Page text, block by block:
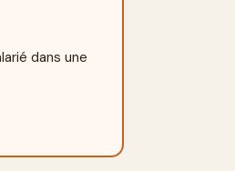
dans une